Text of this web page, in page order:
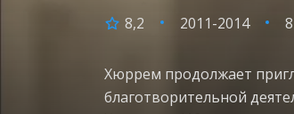
8,2 2011-2014
Хюррем продолжает
благотворительной